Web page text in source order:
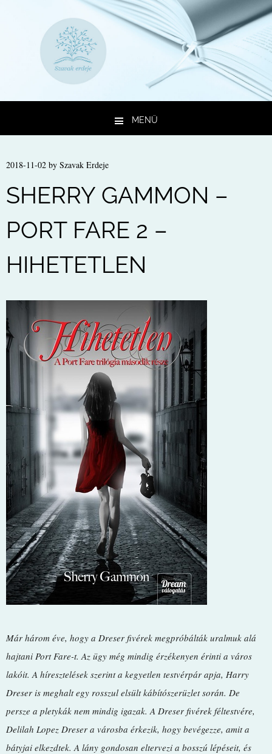
MENÜ
2018-11-02 by Szavak Erdeje
SHERRY GAMMON –
PORT FARE 2 –
HIHETETLEN
Már ​három éve, hogy a Dreser fivérek megpróbálták uralmuk alá
hajtani Port Fare-t. Az ügy még mindig érzékenyen érinti a város
lakóit. A híresztelések szerint a kegyetlen testvérpár apja, Harry
Dreser is meghalt egy rosszul elsült kábítószerüzlet során. De
persze a pletykák nem mindig igazak. A Dreser fivérek féltestvére,
Delilah Lopez Dreser a városba érkezik, hogy bevégezze, amit a
bátyjai elkezdtek. A lány gondosan eltervezi a bosszú lépéseit, és